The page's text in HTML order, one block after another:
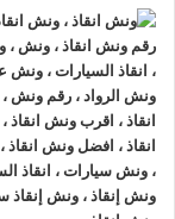
جميع انحاء
السياراتاليك خلال 15 دقيقة بحد اقصي.
ونش انقاذ الرواد
لسحب و إنقاذ